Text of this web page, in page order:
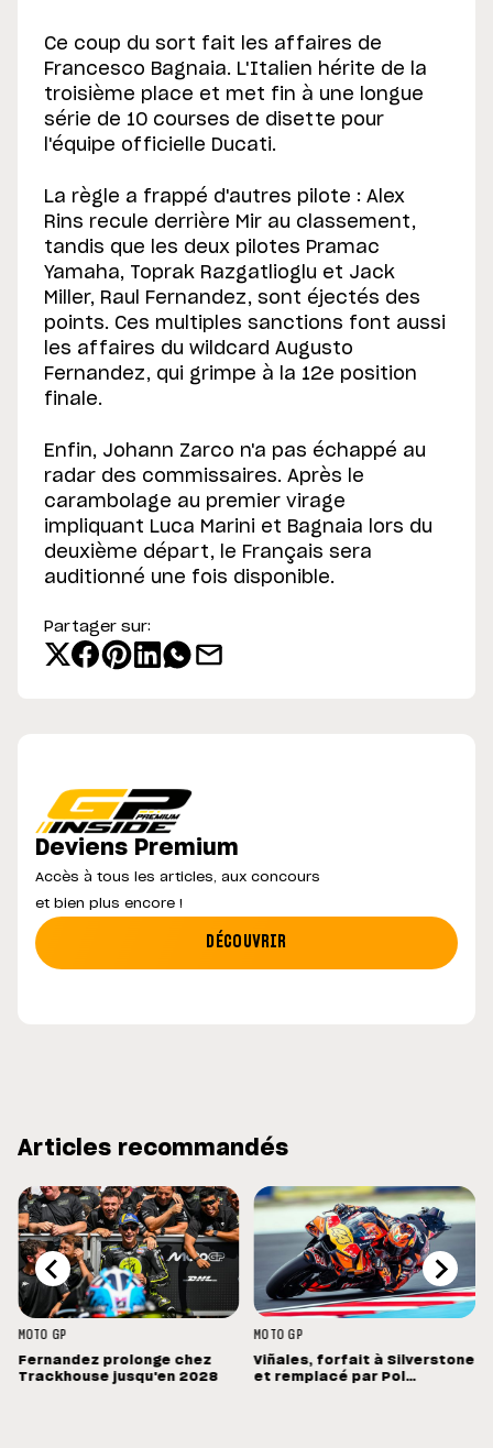
Ce coup du sort fait les affaires de
Francesco Bagnaia. L'Italien hérite de la
troisième place et met fin à une longue
série de 10 courses de disette pour
l'équipe officielle Ducati.
La règle a frappé d'autres pilote : Alex
Rins recule derrière Mir au classement,
tandis que les deux pilotes Pramac
Yamaha, Toprak Razgatlioglu et Jack
Miller, Raul Fernandez, sont éjectés des
points. Ces multiples sanctions font aussi
les affaires du wildcard Augusto
Fernandez, qui grimpe à la 12e position
finale.
Enfin, Johann Zarco n'a pas échappé au
radar des commissaires. Après le
carambolage au premier virage
impliquant Luca Marini et Bagnaia lors du
deuxième départ, le Français sera
auditionné une fois disponible.
Partager sur:
Deviens Premium
Accès à tous les articles, aux concours
et bien plus encore !
DÉCOUVRIR
Articles recommandés
MOTO GP
Fernandez prolonge chez
Trackhouse jusqu'en 2028
MOTO GP
Viñales, forfait à Silverstone
et remplacé par Pol